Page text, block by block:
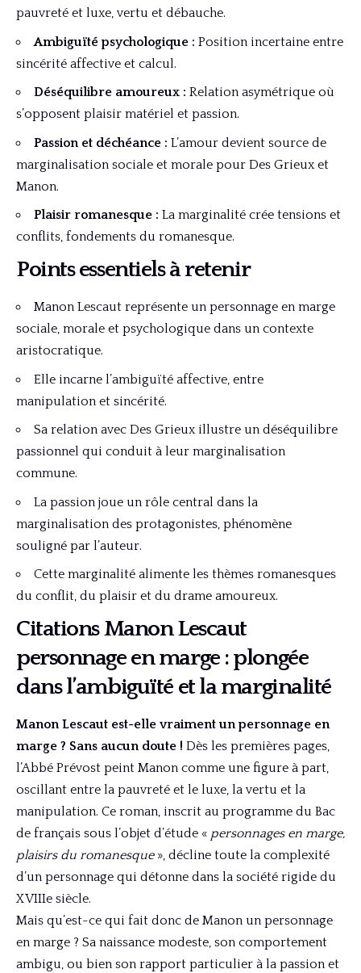
pauvreté et luxe, vertu et débauche.
Ambiguïté psychologique : Position incertaine entre
sincérité affective et calcul.
Déséquilibre amoureux : Relation asymétrique où
s’opposent plaisir matériel et passion.
Passion et déchéance : L’amour devient source de
marginalisation sociale et morale pour Des Grieux et
Manon.
Plaisir romanesque : La marginalité crée tensions et
conflits, fondements du romanesque.
Points essentiels à retenir
Manon Lescaut représente un personnage en marge
sociale, morale et psychologique dans un contexte
aristocratique.
Elle incarne l’ambiguïté affective, entre
manipulation et sincérité.
Sa relation avec Des Grieux illustre un déséquilibre
passionnel qui conduit à leur marginalisation
commune.
La passion joue un rôle central dans la
marginalisation des protagonistes, phénomène
souligné par l’auteur.
Cette marginalité alimente les thèmes romanesques
du conflit, du plaisir et du drame amoureux.
Citations Manon Lescaut
personnage en marge : plongée
dans l’ambiguïté et la marginalité
Manon Lescaut est-elle vraiment un personnage en
marge ? Sans aucun doute ! Dès les premières pages,
l’Abbé Prévost peint Manon comme une figure à part,
oscillant entre la pauvreté et le luxe, la vertu et la
manipulation. Ce roman, inscrit au programme du Bac
de français sous l’objet d’étude « personnages en marge,
plaisirs du romanesque», décline toute la complexité
d’un personnage qui détonne dans la société rigide du
XVIIIe siècle.
Mais qu’est-ce qui fait donc de Manon un personnage
en marge ? Sa naissance modeste, son comportement
ambigu, ou bien son rapport particulier à la passion et